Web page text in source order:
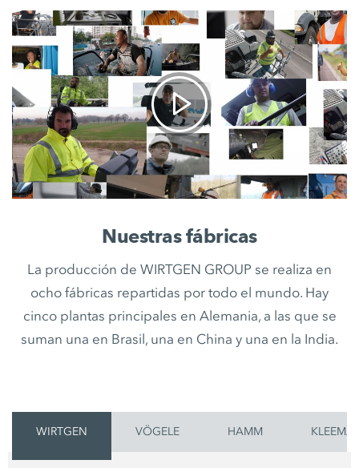
Nuestras fábricas
La producción de WIRTGEN GROUP se realiza en
ocho fábricas repartidas por todo el mundo. Hay
cinco plantas principales en Alemania, a las que se
suman una en Brasil, una en China y una en la India.
WIRTGEN VÖGELE HAMM